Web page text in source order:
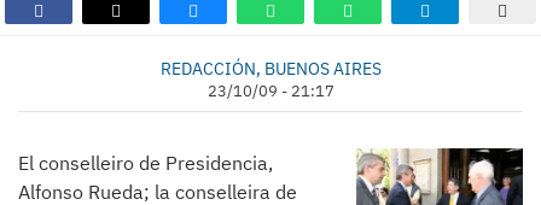
REDACCIÓN, BUENOS AIRES
23/10/09 - 21:17
El conselleiro de Presidencia,
Alfonso Rueda; la conselleira de